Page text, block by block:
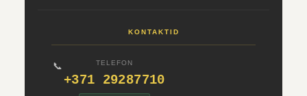
KONTAKTID
📞 TELEFON
+371 29287710